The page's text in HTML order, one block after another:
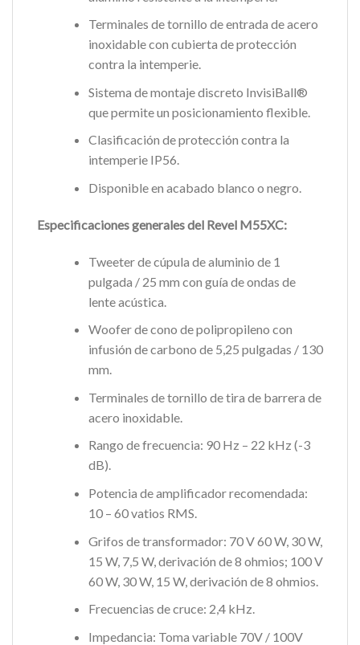
Terminales de tornillo de entrada de acero
inoxidable con cubierta de protección
contra la intemperie.
Sistema de montaje discreto InvisiBall®
que permite un posicionamiento flexible.
Clasificación de protección contra la
intemperie IP56.
Disponible en acabado blanco o negro.
Especificaciones generales del Revel M55XC:
Tweeter de cúpula de aluminio de 1
pulgada / 25 mm con guía de ondas de
lente acústica.
Woofer de cono de polipropileno con
infusión de carbono de 5,25 pulgadas / 130
mm.
Terminales de tornillo de tira de barrera de
acero inoxidable.
Rango de frecuencia: 90 Hz – 22 kHz (-3
dB).
Potencia de amplificador recomendada:
10 – 60 vatios RMS.
Grifos de transformador: 70 V 60 W, 30 W,
15 W, 7,5 W, derivación de 8 ohmios; 100 V
60 W, 30 W, 15 W, derivación de 8 ohmios.
Frecuencias de cruce: 2,4 kHz.
Impedancia: Toma variable 70V / 100V